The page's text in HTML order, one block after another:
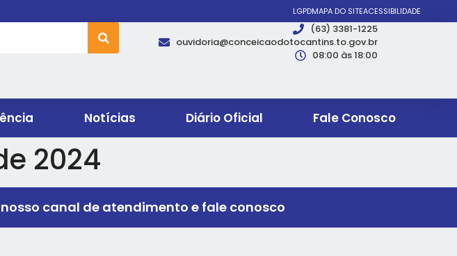
LGPDMAPA DO SITEACESSIBILIDADE
(63) 3381-1225
ouvidoria@conceicaodotocantins.to.gov.br
08:00 às 18:00
Notícias Diário Oficial Fale Conosco
2024
canal de atendimento e fale conosco